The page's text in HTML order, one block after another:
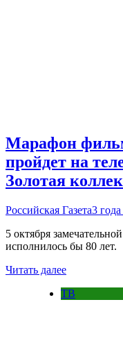
Марафон
пройдет на
Золотая
Российская Газета3
5 октября
исполнилось бы 80 лет.
Читать далее
ТВ